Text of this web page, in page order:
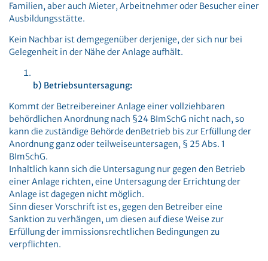
Familien, aber auch Mieter, Arbeitnehmer oder Besucher einer
Ausbildungsstätte.
Kein Nachbar ist demgegenüber derjenige, der sich nur bei
Gelegenheit in der Nähe der Anlage aufhält.
b) Betriebsuntersagung:
Kommt der Betreibereiner Anlage einer vollziehbaren
behördlichen Anordnung nach §24 BImSchG nicht nach, so
kann die zuständige Behörde denBetrieb bis zur Erfüllung der
Anordnung ganz oder teilweiseuntersagen, § 25 Abs. 1
BImSchG.
Inhaltlich kann sich die Untersagung nur gegen den Betrieb
einer Anlage richten, eine Untersagung der Errichtung der
Anlage ist dagegen nicht möglich.
Sinn dieser Vorschrift ist es, gegen den Betreiber eine
Sanktion zu verhängen, um diesen auf diese Weise zur
Erfüllung der immissionsrechtlichen Bedingungen zu
verpflichten.